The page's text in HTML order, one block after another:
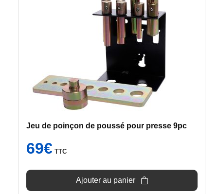
Jeu de poinçon de poussé pour presse 9pc
69€ TTC
Ajouter au panier